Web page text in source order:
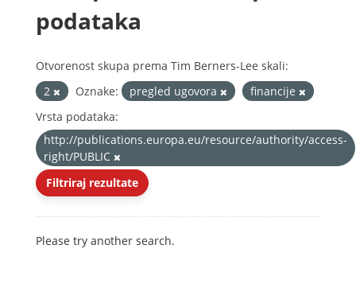
podataka
Otvorenost skupa prema Tim Berners-Lee skali:
2
Oznake: pregled ugovora
financije
Vrsta podataka:
http://publications.europa.eu/resource/authority/access-
right/PUBLIC
Filtriraj rezultate
Please try another search.